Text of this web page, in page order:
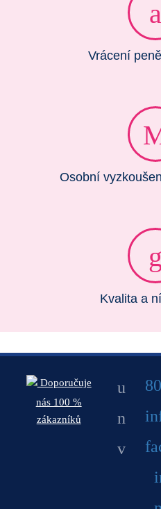
Vrácení
Osobní
Kvalita a
Doporučuje
nás 100 %
zákazníků